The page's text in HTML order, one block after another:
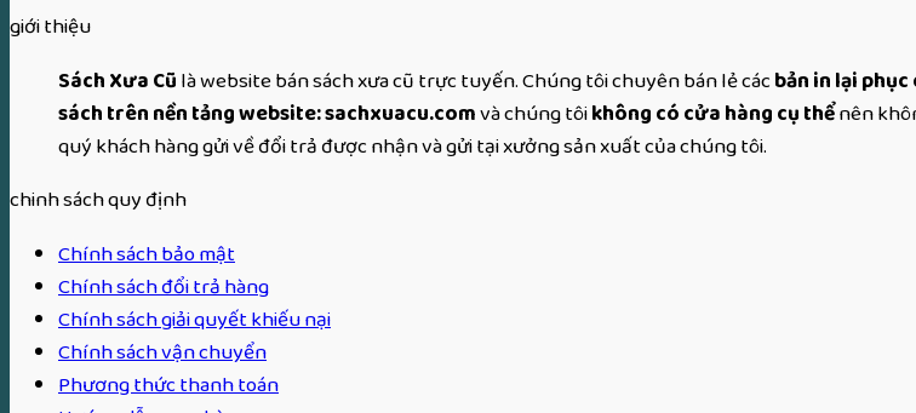
giới thiệu
Sách Xưa Cũlà website bán sách xưa cũ trực tuyến. Chúng tôi chuyên bán lẻ cácbản in lại
sách trên nền tảng website: sachxuacu.comvà chúng tôikhông có cửa hàng cụ thểnên
quý khách hàng gửi về đổi trả được nhận và gửi tại xưởng sản xuất của chúng tôi.
chinh sách quy định
Chính sách bảo mật
Chính sách đổi trả hàng
Chính sách giải quyết khiếu nại
Chính sách vận chuyển
Phương thức thanh toán